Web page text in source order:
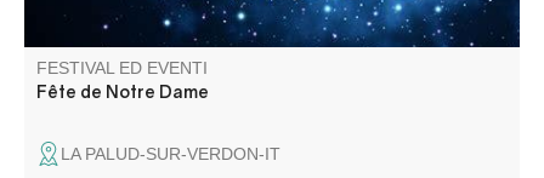
FESTIVAL ED EVENTI
Fête de Notre Dame
LA PALUD-SUR-VERDON-IT